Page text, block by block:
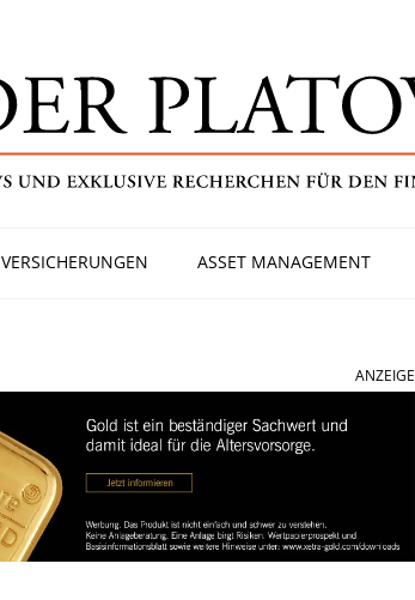
VERSICHERUNGEN ASSET MANAGEMENT
ANZEIGE